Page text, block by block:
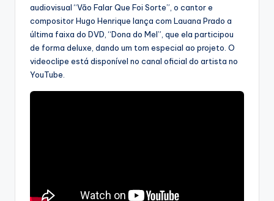
audiovisual “Vão Falar Que Foi Sorte”, o cantor e
compositor Hugo Henrique lança com Lauana Prado a
última faixa do DVD, “Dona do Mel”, que ela participou
de forma deluxe, dando um tom especial ao projeto. O
videoclipe está disponível no canal oficial do artista no
YouTube.